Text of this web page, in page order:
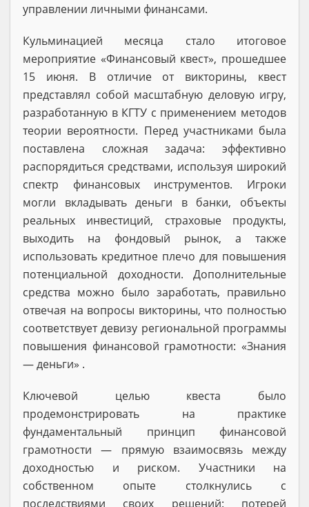
управлении личными финансами.
Кульминацией месяца стало итоговое
мероприятие «Финансовый квест», прошедшее
15 июня. В отличие от викторины, квест
представлял собой масштабную деловую игру,
разработанную в КГТУ с применением методов
теории вероятности. Перед участниками была
поставлена сложная задача: эффективно
распорядиться средствами, используя широкий
спектр финансовых инструментов. Игроки
могли вкладывать деньги в банки, объекты
реальных инвестиций, страховые продукты,
выходить на фондовый рынок, а также
использовать кредитное плечо для повышения
потенциальной доходности. Дополнительные
средства можно было заработать, правильно
отвечая на вопросы викторины, что полностью
соответствует девизу региональной программы
повышения финансовой грамотности: «Знания
— деньги» .
Ключевой целью квеста было
продемонстрировать на практике
фундаментальный принцип финансовой
грамотности — прямую взаимосвязь между
доходностью и риском. Участники на
собственном опыте столкнулись с
последствиями своих решений: потерей